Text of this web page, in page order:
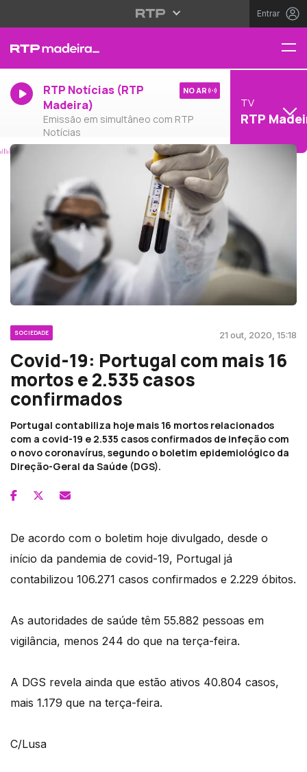
Entrar
RTP Notícias (RTP
Madeira)
Emissão em simultâneo com RTP
Notícias
NO AR
TV
RTP
SOCIEDADE 21 out, 2020, 15:18
Covid-19: Portugal com mais 16
mortos e 2.535 casos
confirmados
Portugal contabiliza hoje mais 16 mortos relacionados
com a covid-19 e 2.535 casos confirmados de infeção com
o novo coronavírus, segundo o boletim epidemiológico da
Direção-Geral da Saúde (DGS).
De acordo com o boletim hoje divulgado, desde o
início da pandemia de covid-19, Portugal já
contabilizou 106.271 casos confirmados e 2.229 óbitos.
As autoridades de saúde têm 55.882 pessoas em
vigilância, menos 244 do que na terça-feira.
A DGS revela ainda que estão ativos 40.804 casos,
mais 1.179 que na terça-feira.
C/Lusa